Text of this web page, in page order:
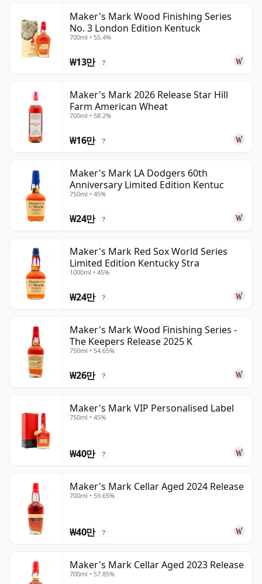
Maker's Mark Wood Finishing Series
No. 3 London Edition Kentuck
700ml • 55.4%
₩13만 ?
Maker's Mark 2026 Release Star Hill
Farm American Wheat
700ml • 58.2%
₩16만 ?
Maker's Mark LA Dodgers 60th
Anniversary Limited Edition Kentuc
750ml • 45%
₩24만 ?
Maker's Mark Red Sox World Series
Limited Edition Kentucky Stra
1000ml • 45%
₩24만 ?
Maker's Mark Wood Finishing Series -
The Keepers Release 2025 K
750ml • 54.65%
₩26만 ?
Maker's Mark VIP Personalised Label
750ml • 45%
₩40만 ?
Maker's Mark Cellar Aged 2024 Release
700ml • 59.65%
₩40만 ?
Maker's Mark Cellar Aged 2023 Release
700ml • 57.85%